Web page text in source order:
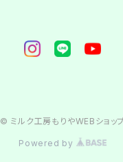
© ミルク工房もりやWEBショッ
Powered by